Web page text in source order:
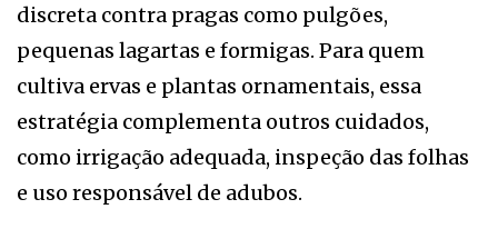
discreta contra pragas como pulgões,
pequenas lagartas e formigas. Para quem
cultiva ervas e plantas ornamentais, essa
estratégia complementa outros cuidados,
como irrigação adequada, inspeção das folhas
e uso responsável de adubos.